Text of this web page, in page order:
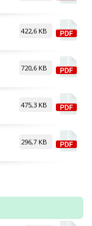
422,6 KB
720,6 KB
475,3 KB
296,7 KB